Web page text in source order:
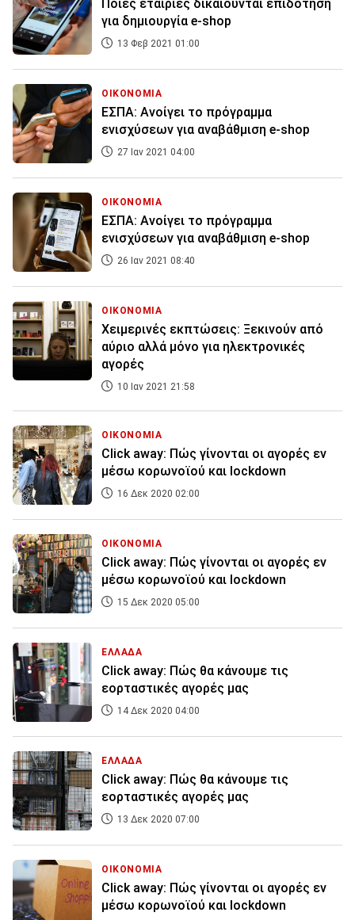
Ποιες εταιρίες δικαιούνται επιδότηση
για δημιουργία e-shop
13 Φεβ 2021 01:00
ΟΙΚΟΝΟΜΙΑ
ΕΣΠΑ: Ανοίγει το πρόγραμμα
ενισχύσεων για αναβάθμιση e-shop
27 Ιαν 2021 04:00
ΟΙΚΟΝΟΜΙΑ
ΕΣΠΑ: Ανοίγει το πρόγραμμα
ενισχύσεων για αναβάθμιση e-shop
26 Ιαν 2021 08:40
ΟΙΚΟΝΟΜΙΑ
Χειμερινές εκπτώσεις: Ξεκινούν από
αύριο αλλά μόνο για ηλεκτρονικές
αγορές
10 Ιαν 2021 21:58
ΟΙΚΟΝΟΜΙΑ
Click away: Πώς γίνονται οι αγορές εν
μέσω κορωνοϊού και lockdown
16 Δεκ 2020 02:00
ΟΙΚΟΝΟΜΙΑ
Click away: Πώς γίνονται οι αγορές εν
μέσω κορωνοϊού και lockdown
15 Δεκ 2020 05:00
ΕΛΛΑΔΑ
Click away: Πώς θα κάνουμε τις
εορταστικές αγορές μας
14 Δεκ 2020 04:00
ΕΛΛΑΔΑ
Click away: Πώς θα κάνουμε τις
εορταστικές αγορές μας
13 Δεκ 2020 07:00
ΟΙΚΟΝΟΜΙΑ
Click away: Πώς γίνονται οι αγορές εν
μέσω κορωνοϊού και lockdown